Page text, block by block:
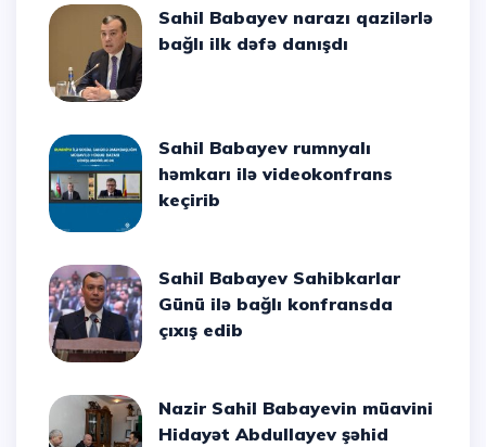
Sahil Babayev narazı qazilərlə
bağlı ilk dəfə danışdı
Sahil Babayev rumnyalı
həmkarı ilə videokonfrans
keçirib
Sahil Babayev Sahibkarlar
Günü ilə bağlı konfransda
çıxış edib
Nazir Sahil Babayevin müavini
Hidayət Abdullayev şəhid